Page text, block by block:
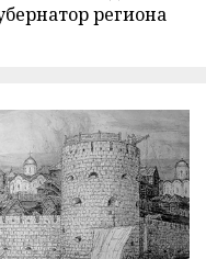
региона